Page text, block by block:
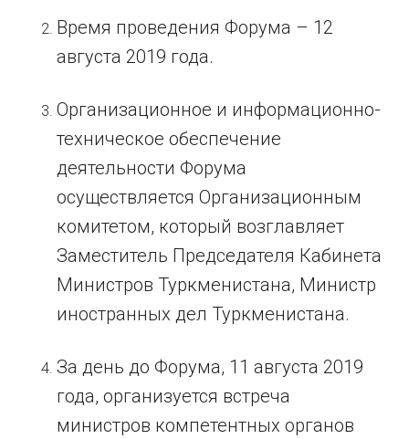
Время проведения Форума – 12
августа 2019 года.
Организационное и информационно-
техническое обеспечение
деятельности Форума
осуществляется Организационным
комитетом, который возглавляет
Заместитель Председателя Кабинета
Министров Туркменистана, Министр
иностранных дел Туркменистана.
За день до Форума, 11 августа 2019
года, организуется встреча
министров компетентных органов